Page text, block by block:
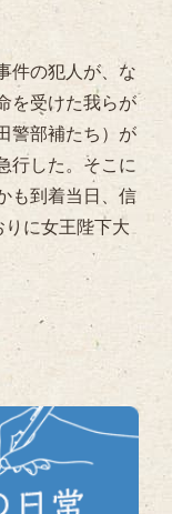
件の犯人が、な
を受けた我らが
警部補たち）が
行した。そこに
も到着当日、信
に女王陛下大